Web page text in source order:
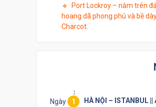
🔹 Port Lockroy – nằm trên
hoang dã phong phú và bề
Charcot.
Ngày 1
HÀ NỘI – ISTANBUL